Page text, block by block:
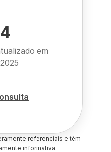
em
referenciais e têm
informativa.